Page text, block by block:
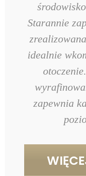
Starannie
idealnie
zapewnia